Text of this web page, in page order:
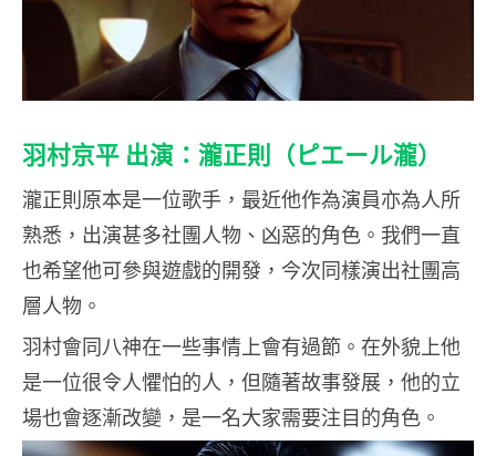
羽村京平 出演：瀧正則（ピエール瀧）
瀧正則原本是一位歌手，最近他作為演員亦為人所
熟悉，出演甚多社團人物、凶惡的角色。我們一直
也希望他可參與遊戲的開發，今次同樣演出社團高
層人物。
羽村會同八神在一些事情上會有過節。在外貌上他
是一位很令人懼怕的人，但隨著故事發展，他的立
場也會逐漸改變，是一名大家需要注目的角色。